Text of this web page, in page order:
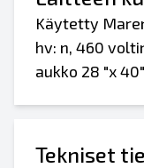
Käytetty
hv: n, 460
aukko 28 "x
Tekniset